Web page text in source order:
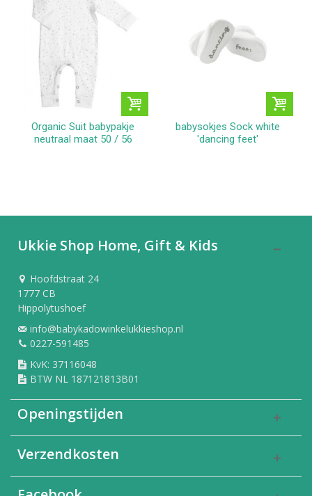
Organic Suit babypakje
neutraal maat 50 / 56
babysokjes Sock white
'dancing feet'
Ukkie Shop Home, Gift & Kids
Hoofdstraat 24
1777 CB
Hippolytushoef
info@babykadowinkelukkieshop.nl
0227-591485
KvK: 37116048
BTW NL 187121813B01
Openingstijden
Verzendkosten